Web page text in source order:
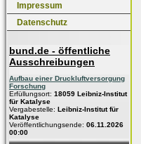
Impressum
Datenschutz
bund.de - öffentliche
Ausschreibungen
Aufbau einer Druckluftversorgung
Forschung
Erfüllungsort: 18059 Leibniz-Institut
für Katalyse
Vergabestelle: Leibniz-Institut für
Katalyse
Veröffentlichungsende: 06.11.2026
00:00